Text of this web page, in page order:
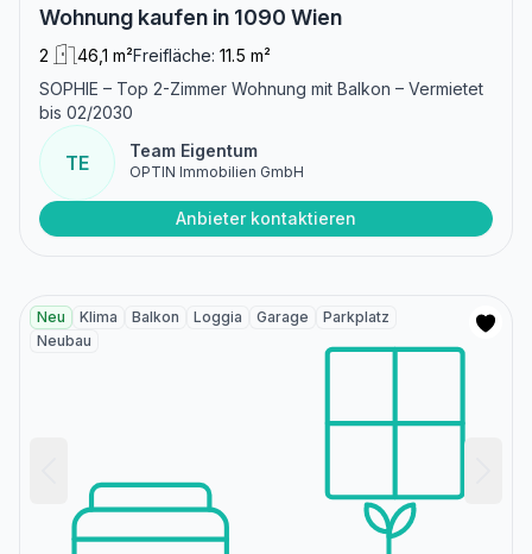
Wohnung kaufen in 1090 Wien
2 46,1 m²Freifläche: 11.5 m²
SOPHIE – Top 2-Zimmer Wohnung mit Balkon – Vermietet
bis 02/2030
TE
Team Eigentum
OPTIN Immobilien GmbH
Anbieter kontaktieren
Neu Klima Balkon Loggia Garage
Parkplatz
Neubau